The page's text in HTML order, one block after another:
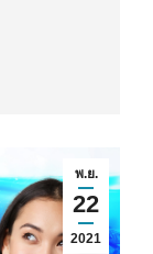
พ.ย.
22
2021